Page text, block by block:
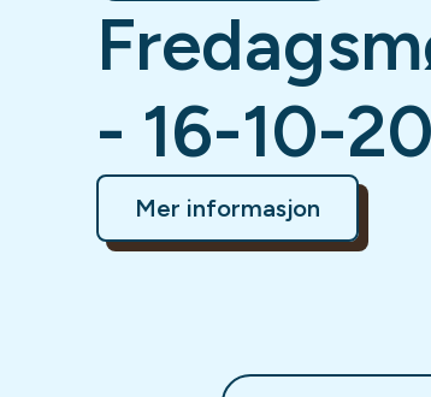
- 16-10-
Mer informasjon